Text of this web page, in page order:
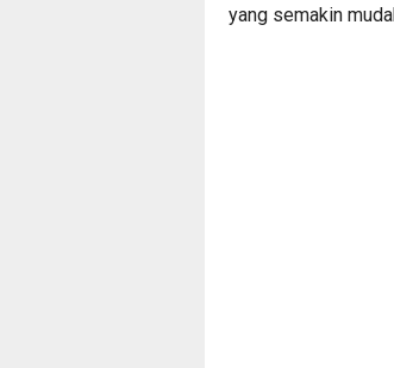
yang semakin